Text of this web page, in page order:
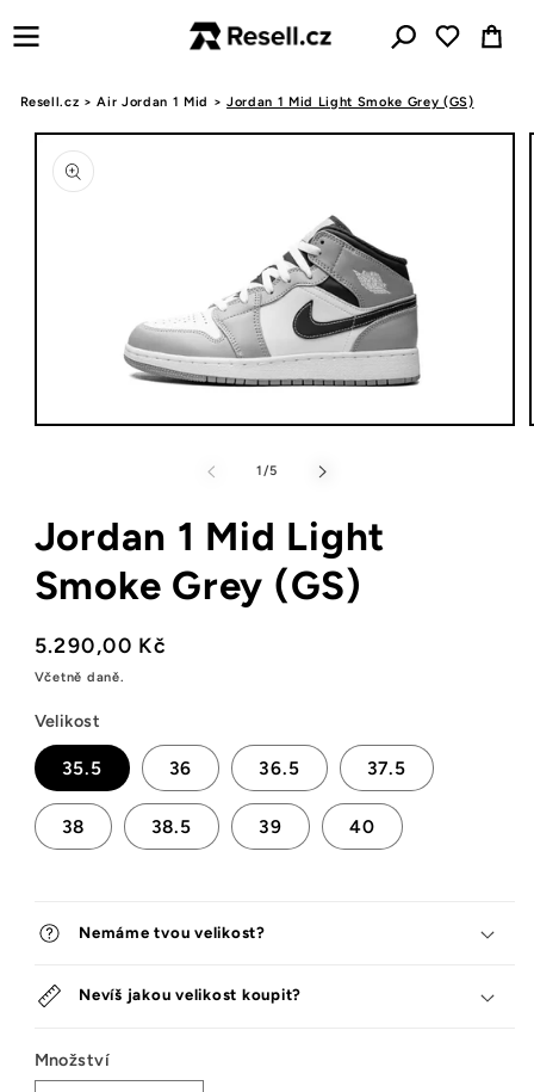
obsahu
Košík
Resell.cz > Air Jordan 1 Mid > Jordan 1 Mid Light Smoke Grey (GS)
produktu
okně
1/z5
Jordan 1 Mid Light
Smoke Grey (GS)
Běžná
cena
5.290,00 Kč
Včetně daně.
Velikost
35.5 36 36.5 37.5
38 38.5 39 40
Nemáme tvou velikost?
Nevíš jakou velikost koupit?
Množství